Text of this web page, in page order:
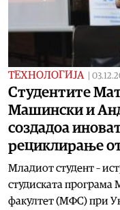
ТЕХНОЛОГИЈА
Студентите
Машински и
создадоа
рециклирање
Младиот студент –
студиската
факултет (МФС) при